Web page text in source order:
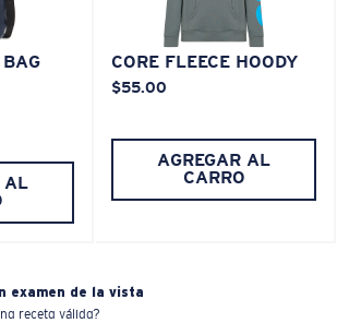
AL
CORE FLEECE HOODY
$55.00
AGREGAR AL
CARRO
examen de la vista
receta válida?